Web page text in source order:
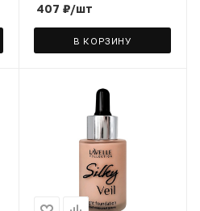
407 ₽/шт
В КОРЗИНУ